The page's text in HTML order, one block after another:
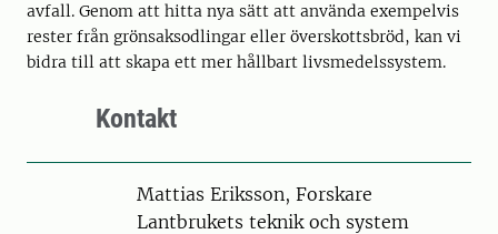
avfall. Genom att hitta nya sätt att använda exempelvis
rester från grönsaksodlingar eller överskottsbröd, kan vi
bidra till att skapa ett mer hållbart livsmedelssystem.
Kontakt
PersonMattias Eriksson, Forskare
Lantbrukets teknik och system